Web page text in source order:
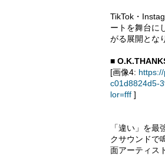
TikTok・
ートを舞台に
がる展開とな
■
[画像4:
c01d8824d5-
lor=fff ]
「違い」を
クサウンドで
面アーティス